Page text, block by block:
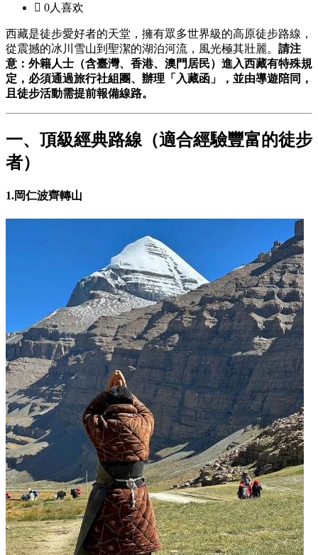
 0人喜欢
西藏是徒步愛好者的天堂，擁有眾多世界級的高原徒步路線，
從震撼的冰川雪山到聖潔的湖泊河流，風光極其壯麗。 請注
意：外籍人士（含臺灣、香港、澳門居民）進入西藏有特殊規
定，必須通過旅行社組團、辦理「入藏函」，並由導遊陪同，
且徒步活動需提前報備線路。
一、頂級經典路線（適合經驗豐富的徒步
者）
1.岡仁波齊轉山